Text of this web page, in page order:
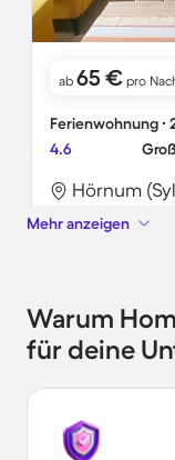
ab 65 € pro
Ferienwohnung ∙
4.6
Mehr anzeigen
Warum
für deine